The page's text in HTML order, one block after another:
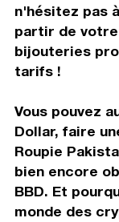
n'hésitez pas
partir de votre
bijouteries
tarifs !
Vous pouvez
Dollar, faire
Roupie
bien encore
BBD. Et
monde des